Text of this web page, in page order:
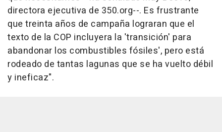
directora ejecutiva de 350.org--. Es frustrante
que treinta años de campaña lograran que el
texto de la COP incluyera la 'transición' para
abandonar los combustibles fósiles', pero está
rodeado de tantas lagunas que se ha vuelto débil
y ineficaz".